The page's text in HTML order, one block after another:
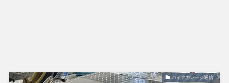
バイクガレージ通信